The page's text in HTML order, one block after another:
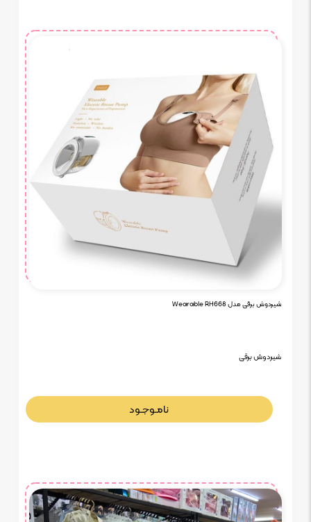
شیردوش برقی مدل Wearable RH668
شیردوش برقی
نامـوجـود